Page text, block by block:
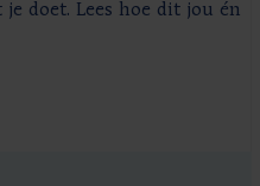
doet. Lees hoe dit jou én